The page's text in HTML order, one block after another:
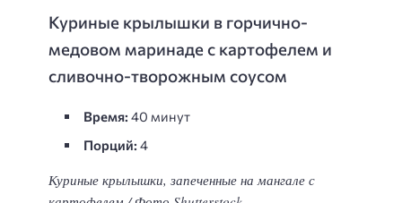
Куриные крылышки в горчично-
медовом маринаде с картофелем и
сливочно-творожным соусом
Время: 40 минут
Порций: 4
Куриные крылышки, запеченные на мангале с